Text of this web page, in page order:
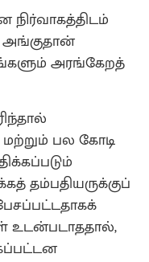
அங்குதான்
அரங்கேறத்
பல கோடி
தம்பதியருக்குப்
உடன்படாததால்,